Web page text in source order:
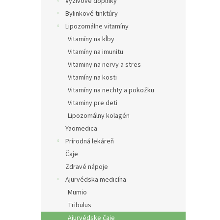
Bylinkové tinktúry
Lipozomálne vitamíny
Vitamíny na kĺby
Vitamíny na imunitu
Vitaminy na nervy a stres
Vitamíny na kosti
Vitamíny na nechty a pokožku
Vitaminy pre deti
Lipozomálny kolagén
Yaomedica
Prírodná lekáreň
Čaje
Zdravé nápoje
Ajurvédska medicína
Mumio
Tribulus
Ajurvédske čaje